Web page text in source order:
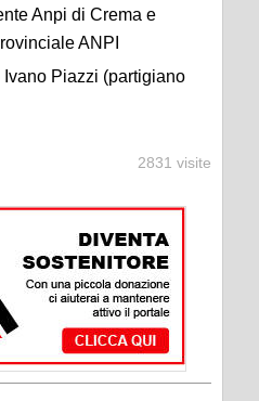
Anpi di Crema e
ANPI
Piazzi (partigiano
2831 visite